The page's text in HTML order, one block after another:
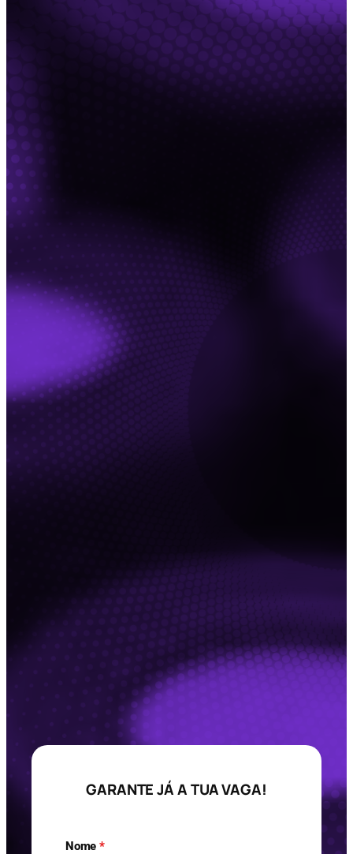
GARANTE JÁ A TUA VAGA!
Nome*